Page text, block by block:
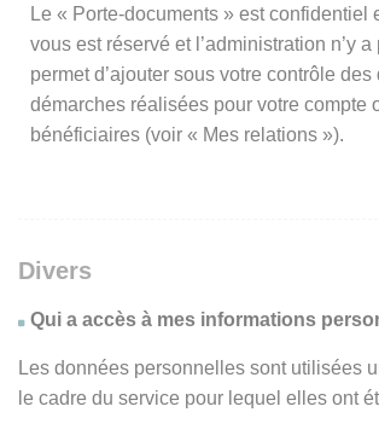
Le « Porte-documents » est confidentiel
vous est réservé et l’administration n’y a
permet d’ajouter sous votre contrôle
démarches réalisées pour votre compte
bénéficiaires (voir « Mes relations »).
Divers
Qui a accès à mes informations
Les données personnelles sont utilisées
le cadre du service pour lequel elles ont